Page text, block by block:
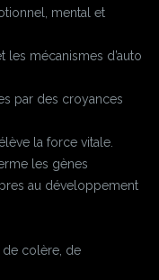
mental et
les mécanismes d’auto
par des croyances
la force vitale.
les gènes
au développement
de colère, de